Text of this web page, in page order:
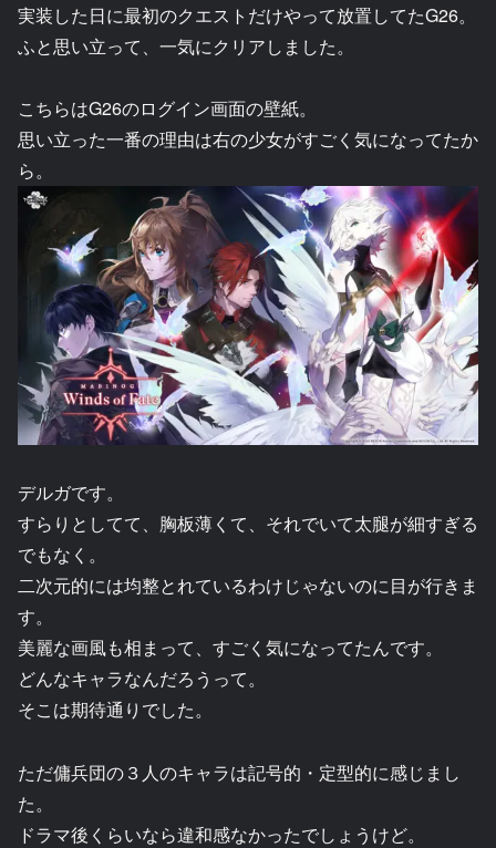
実装した日に最初のクエストだけやって放置してたG26。
ふと思い立って、一気にクリアしました。
こちらはG26のログイン画面の壁紙。
思い立った一番の理由は右の少女がすごく気になってたか
ら。
デルガです。
すらりとしてて、胸板薄くて、それでいて太腿が細すぎる
でもなく。
二次元的には均整とれているわけじゃないのに目が行きま
す。
美麗な画風も相まって、すごく気になってたんです。
どんなキャラなんだろうって。
そこは期待通りでした。
ただ傭兵団の３人のキャラは記号的・定型的に感じまし
た。
ドラマ後くらいなら違和感なかったでしょうけど。